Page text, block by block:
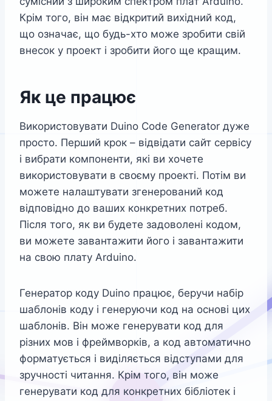
Крім того, він має відкритий вихідний код,
що означає, що будь-хто може зробити свій
внесок у проект і зробити його ще кращим.
Як це працює
Використовувати Duino Code Generator дуже
просто. Перший крок – відвідати сайт сервісу
і вибрати компоненти, які ви хочете
використовувати в своєму проекті. Потім ви
можете налаштувати згенерований код
відповідно до ваших конкретних потреб.
Після того, як ви будете задоволені кодом,
ви можете завантажити його і завантажити
на свою плату Arduino.
Генератор коду Duino працює, беручи набір
шаблонів коду і генеруючи код на основі цих
шаблонів. Він може генерувати код для
різних мов і фреймворків, а код автоматично
форматується і виділяється відступами для
зручності читання. Крім того, він може
генерувати код для конкретних бібліотек і